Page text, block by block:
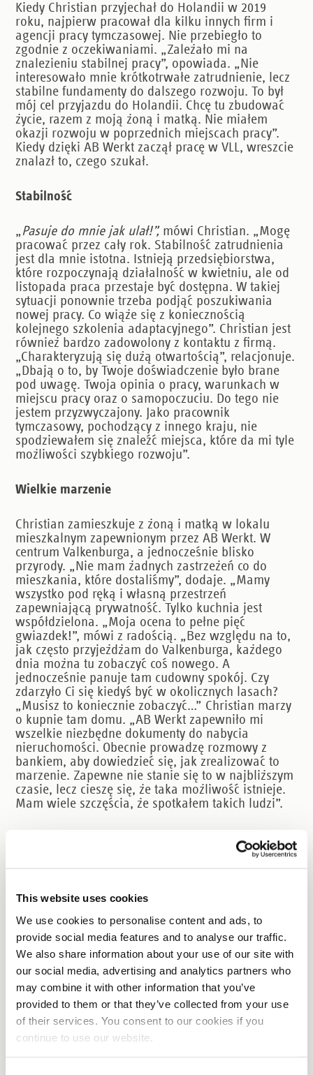
This website uses cookies
We use cookies to personalise content and ads, to
provide social media features and to analyse our traffic.
We also share information about your use of our site with
our social media, advertising and analytics partners who
may combine it with other information that you’ve
provided to them or that they’ve collected from your use
of their services. You consent to our cookies if you
continue to use our website.
Kiedy Christian przyjechał do Holandii w 2019
roku, najpierw pracował dla kilku innych firm i
agencji pracy tymczasowej. Nie przebiegło to
zgodnie z oczekiwaniami. „Zależało mi na
znalezieniu stabilnej pracy”, opowiada. „Nie
interesowało mnie krótkotrwałe zatrudnienie, lecz
stabilne fundamenty do dalszego rozwoju. To był
mój cel przyjazdu do Holandii. Chcę tu zbudować
życie, razem z moją żoną i matką. Nie miałem
okazji rozwoju w poprzednich miejscach pracy”.
Kiedy dzięki AB Werkt zaczął pracę w VLL, wreszcie
znalazł to, czego szukał.
Stabilność
„Pasuje do mnie jak ulał!”,mówi Christian. „Mogę
pracować przez cały rok. Stabilność zatrudnienia
jest dla mnie istotna. Istnieją przedsiębiorstwa,
które rozpoczynają działalność w kwietniu, ale od
listopada praca przestaje być dostępna. W takiej
sytuacji ponownie trzeba podjąć poszukiwania
nowej pracy. Co wiąże się z koniecznością
kolejnego szkolenia adaptacyjnego”. Christian jest
również bardzo zadowolony z kontaktu z firmą.
„Charakteryzują się dużą otwartością”, relacjonuje.
„Dbają o to, by Twoje doświadczenie było brane
pod uwagę. Twoja opinia o pracy, warunkach w
miejscu pracy oraz o samopoczuciu. Do tego nie
jestem przyzwyczajony. Jako pracownik
tymczasowy, pochodzący z innego kraju, nie
spodziewałem się znaleźć miejsca, które da mi tyle
możliwości szybkiego rozwoju”.
Wielkie marzenie
Christian zamieszkuje z żoną i matką w lokalu
mieszkalnym zapewnionym przez AB Werkt. W
centrum Valkenburga, a jednocześnie blisko
przyrody. „Nie mam żadnych zastrzeżeń co do
mieszkania, które dostaliśmy”, dodaje. „Mamy
wszystko pod ręką i własną przestrzeń
zapewniającą prywatność. Tylko kuchnia jest
współdzielona. „Moja ocena to pełne pięć
gwiazdek!”, mówi z radością. „Bez względu na to,
jak często przyjeżdżam do Valkenburga, każdego
dnia można tu zobaczyć coś nowego. A
jednocześnie panuje tam cudowny spokój. Czy
zdarzyło Ci się kiedyś być w okolicznych lasach?
„Musisz to koniecznie zobaczyć…” Christian marzy
o kupnie tam domu. „AB Werkt zapewniło mi
wszelkie niezbędne dokumenty do nabycia
nieruchomości. Obecnie prowadzę rozmowy z
bankiem, aby dowiedzieć się, jak zrealizować to
marzenie. Zapewne nie stanie się to w najbliższym
czasie, lecz cieszę się, że taka możliwość istnieje.
Mam wiele szczęścia, że spotkałem takich ludzi”.
Zdaniem Christiana, rola relacji międzyludzkich
ludzi, których spotykasz”, mówi. „I w jaki sposób
nawiązujesz i pielęgnujesz te relacje. Wszystkie
doświadczenia, które zdobyłem w Niderlandach,
nauczyły mnie, że 90 procent sukcesu zależy od
ludzi, których masz wokół siebie”.
Podobne oferty pracy